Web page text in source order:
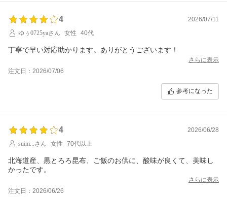
4
2026/07/11
ゆぅ0725yaさん
女性 40代
丁寧で早い対応助かります。ありがとうございます！
さらに表示
注文日：2026/07/06
参考になった
4
2026/06/28
suim...さん
女性 70代以上
北海道産、黒とろろ昆布、ご飯のお供に、酸味が良くて、美味し
かったです。
さらに表示
注文日：2026/06/26